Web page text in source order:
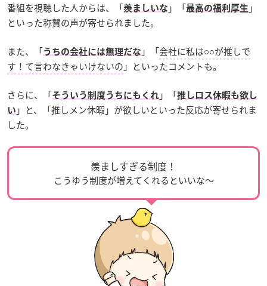
番組を視聴した人からは、「羨ましいな 」「最高の福利厚生 」
といった称賛の声が寄せられました。
また、「うちの会社には無理だな 」「会社に私は○○が推しで
す！て言わなきゃいけないの 」といったコメントも。
さらに、「そういう制度うちにもくれ 」「推しロス休暇も欲し
い 」と、「推しメン休暇」が欲しいといった反応が寄せられま
した。
羨ましすぎる制度！
こうゆう制度が増えてくれるといいな～